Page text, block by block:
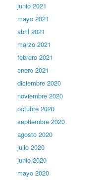
junio 2021
mayo 2021
abril 2021
marzo 2021
febrero 2021
enero 2021
diciembre 2020
noviembre 2020
octubre 2020
septiembre 2020
agosto 2020
julio 2020
junio 2020
mayo 2020